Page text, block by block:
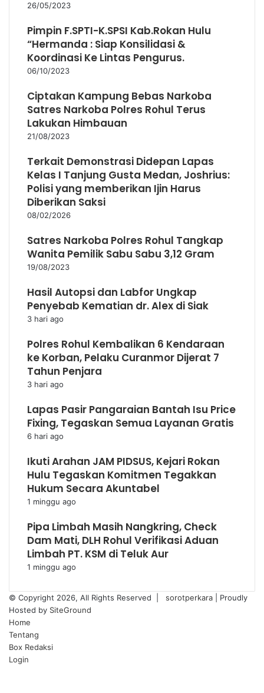
26/05/2023
Pimpin F.SPTI-K.SPSI Kab.Rokan Hulu
“Hermanda : Siap Konsilidasi &
Koordinasi Ke Lintas Pengurus.
06/10/2023
Ciptakan Kampung Bebas Narkoba
Satres Narkoba Polres Rohul Terus
Lakukan Himbauan
21/08/2023
Terkait Demonstrasi Didepan Lapas
Kelas I Tanjung Gusta Medan, Joshrius:
Polisi yang memberikan Ijin Harus
Diberikan Saksi
08/02/2026
Satres Narkoba Polres Rohul Tangkap
Wanita Pemilik Sabu Sabu 3,12 Gram
19/08/2023
Hasil Autopsi dan Labfor Ungkap
Penyebab Kematian dr. Alex di Siak
3 hari ago
Polres Rohul Kembalikan 6 Kendaraan
ke Korban, Pelaku Curanmor Dijerat 7
Tahun Penjara
3 hari ago
Lapas Pasir Pangaraian Bantah Isu Price
Fixing, Tegaskan Semua Layanan Gratis
6 hari ago
Ikuti Arahan JAM PIDSUS, Kejari Rokan
Hulu Tegaskan Komitmen Tegakkan
Hukum Secara Akuntabel
1 minggu ago
Pipa Limbah Masih Nangkring, Check
Dam Mati, DLH Rohul Verifikasi Aduan
Limbah PT. KSM di Teluk Aur
1 minggu ago
© Copyright 2026, All Rights Reserved | sorotperkara
| Proudly
Hosted by SiteGround
Home
Tentang
Box Redaksi
Login